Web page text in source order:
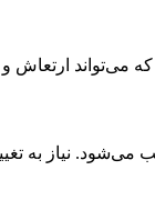
می‌تواند
نیاز به